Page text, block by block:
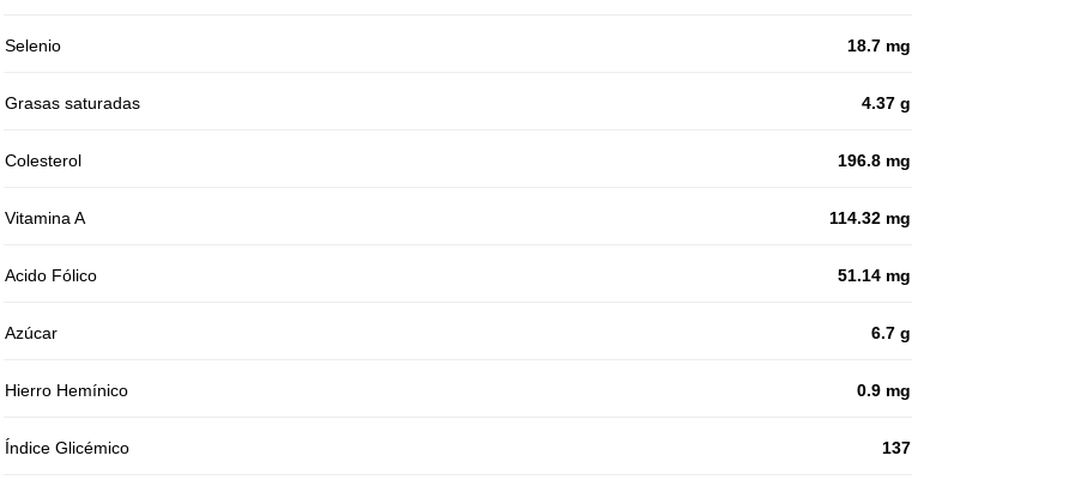
Selenio 18.7 mg
Grasas saturadas 4.37 g
Colesterol 196.8 mg
Vitamina A 114.32 mg
Acido Fólico 51.14 mg
Azúcar 6.7 g
Hierro Hemínico 0.9 mg
Índice Glicémico 137